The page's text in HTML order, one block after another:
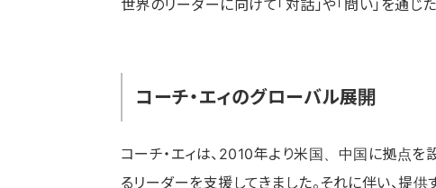
世界のリーダーに向けて「対話」や「問い」を通じ
コーチ・エィのグローバル展開
コーチ・エィは、2010年より米国、中国に拠点
るリーダーを支援してきました。それに伴い、